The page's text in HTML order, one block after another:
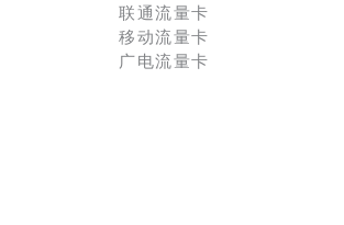
联通流量卡
移动流量卡
广电流量卡